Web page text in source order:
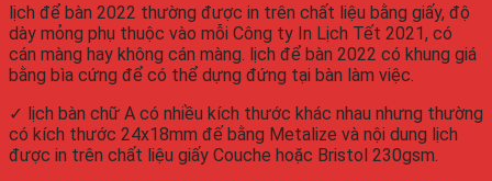
lịch để bàn 2022 thường được in trên chất liệu bằng giấy, độ
dày mỏng phụ thuộc vào mỗi Công ty In Lịch Tết 2021, có
cán màng hay không cán màng. lịch để bàn 2022 có khung giá
bằng bìa cứng để có thể dựng đứng tại bàn làm việc.
✓ lịch bàn chữ A có nhiều kích thước khác nhau nhưng thường
có kích thước 24x18mm đế bằng Metalize và nội dung lịch
được in trên chất liệu giấy Couche hoặc Bristol 230gsm.